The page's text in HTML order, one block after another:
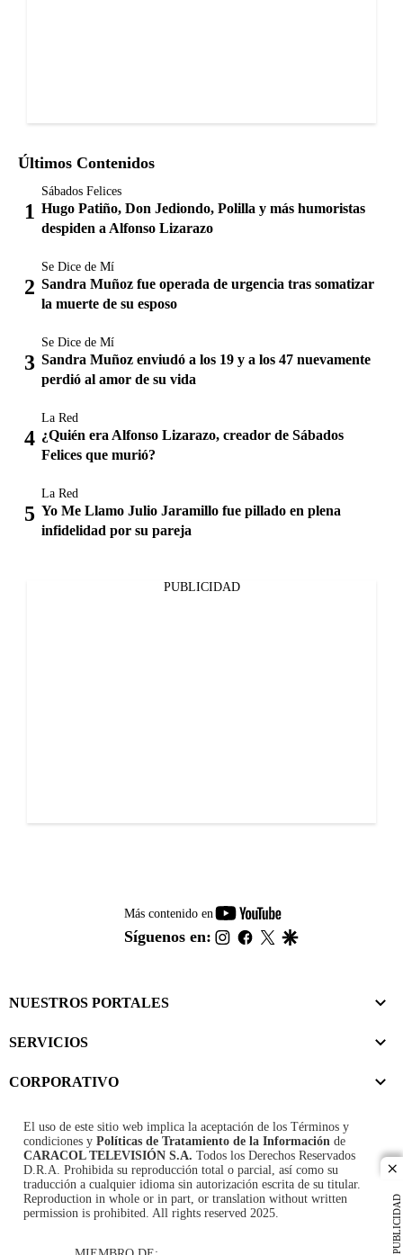
PUBLICIDAD
Últimos Contenidos
Sábados Felices
Hugo Patiño, Don Jediondo, Polilla y más humoristas
despiden a Alfonso Lizarazo
Se Dice de Mí
Sandra Muñoz fue operada de urgencia tras somatizar
la muerte de su esposo
Se Dice de Mí
Sandra Muñoz enviudó a los 19 y a los 47 nuevamente
perdió al amor de su vida
La Red
¿Quién era Alfonso Lizarazo, creador de Sábados
Felices que murió?
La Red
Yo Me Llamo Julio Jaramillo fue pillado en plena
infidelidad por su pareja
PUBLICIDAD
Más contenido en
youtube-
footer
Síguenos en: instagram
facebook
twitter
NUESTROS PORTALES
SERVICIOS
CORPORATIVO
El uso de este sitio web implica la aceptación de los Términos y
condiciones y Políticas de Tratamiento de la Información de
CARACOL TELEVISIÓN S.A. Todos los Derechos Reservados
D.R.A. Prohibida su reproducción total o parcial, así como su
traducción a cualquier idioma sin autorización escrita de su titular.
Reproduction in whole or in part, or translation without written
permission is prohibited. All rights reserved 2025.